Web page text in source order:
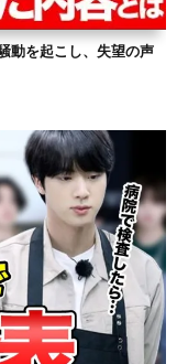
動を起こし、失望の声